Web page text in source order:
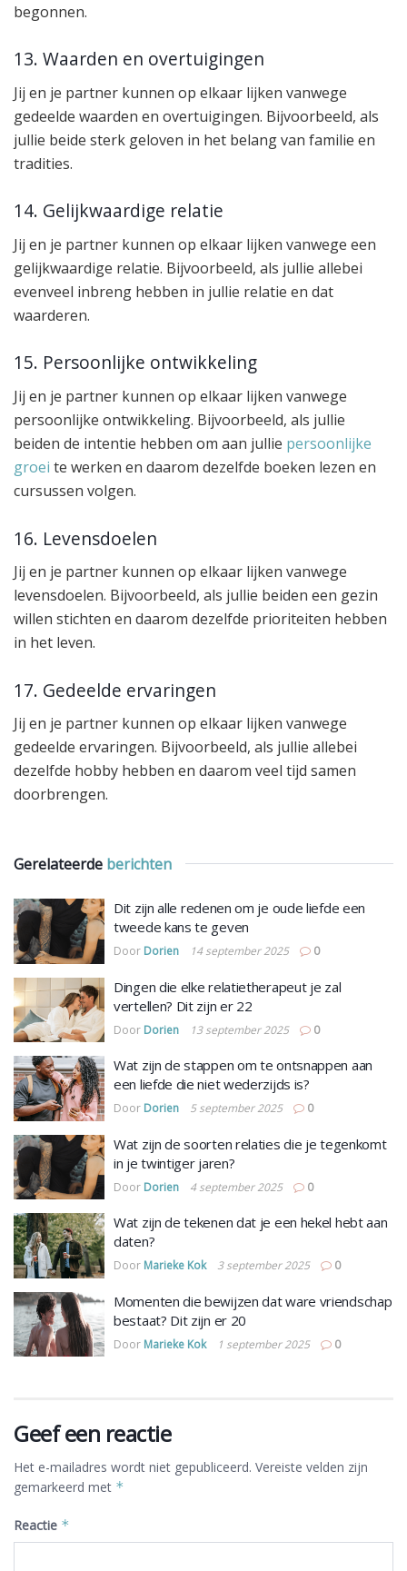
begonnen.
13. Waarden en overtuigingen
Jij en je partner kunnen op elkaar lijken vanwege
gedeelde waarden en overtuigingen. Bijvoorbeeld, als
jullie beide sterk geloven in het belang van familie en
tradities.
14. Gelijkwaardige relatie
Jij en je partner kunnen op elkaar lijken vanwege een
gelijkwaardige relatie. Bijvoorbeeld, als jullie allebei
evenveel inbreng hebben in jullie relatie en dat
waarderen.
15. Persoonlijke ontwikkeling
Jij en je partner kunnen op elkaar lijken vanwege
persoonlijke ontwikkeling. Bijvoorbeeld, als jullie
beiden de intentie hebben om aan jullie persoonlijke
groei te werken en daarom dezelfde boeken lezen en
cursussen volgen.
16. Levensdoelen
Jij en je partner kunnen op elkaar lijken vanwege
levensdoelen. Bijvoorbeeld, als jullie beiden een gezin
willen stichten en daarom dezelfde prioriteiten hebben
in het leven.
17. Gedeelde ervaringen
Jij en je partner kunnen op elkaar lijken vanwege
gedeelde ervaringen. Bijvoorbeeld, als jullie allebei
dezelfde hobby hebben en daarom veel tijd samen
doorbrengen.
Gerelateerde berichten
Dit zijn alle redenen om je oude liefde een
tweede kans te geven
Door Dorien 14 september 2025 0
Dingen die elke relatietherapeut je zal
vertellen? Dit zijn er 22
Door Dorien 13 september 2025 0
Wat zijn de stappen om te ontsnappen aan
een liefde die niet wederzijds is?
Door Dorien 5 september 2025 0
Wat zijn de soorten relaties die je tegenkomt
in je twintiger jaren?
Door Dorien 4 september 2025 0
Wat zijn de tekenen dat je een hekel hebt aan
daten?
Door Marieke Kok 3 september 2025 0
Momenten die bewijzen dat ware vriendschap
bestaat? Dit zijn er 20
Door Marieke Kok 1 september 2025 0
Geef een reactie
Het e-mailadres wordt niet gepubliceerd. Vereiste velden zijn
gemarkeerd met *
Reactie *